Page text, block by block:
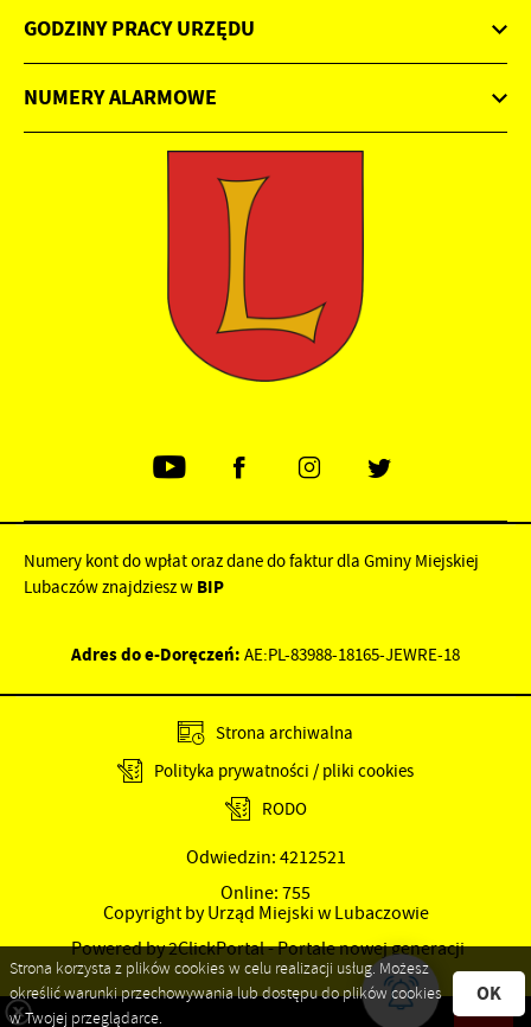
GODZINY PRACY URZĘDU
NUMERY ALARMOWE
Numery kont do wpłat oraz dane do faktur dla Gminy Miejskiej
Lubaczów znajdziesz w BIP
Adres do e-Doręczeń: AE:PL-83988-18165-JEWRE-18
Adres skrzynki EPUAP: /nu5a8dv89f/SkrytkaESP
Strona archiwalna
Polityka prywatności / pliki cookies
RODO
Odwiedzin: 4212521
Online: 755
Copyright by Urząd Miejski w Lubaczowie
Powered by2ClickPortal- Portale nowej generacji
Strona korzysta z plików cookies w celu realizacji usług. Możesz
określić warunki przechowywania lub dostępu do plików cookies
w Twojej przeglądarce.
OK